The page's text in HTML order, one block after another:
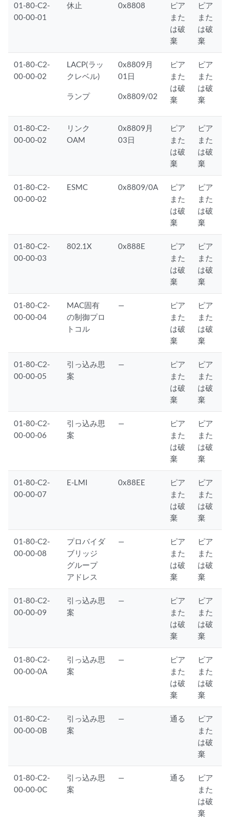
01-80-C2-
00-00-01
休止 0x8808
ピア
また
は破
棄
ピア
また
は破
棄
01-80-C2-
00-00-02
LACP(ラッ
クレベル)
ランプ
0x8809月
01日
0x8809/02
ピア
また
は破
棄
ピア
また
は破
棄
01-80-C2-
00-00-02
リンク
OAM
0x8809月
03日
ピア
また
は破
棄
ピア
また
は破
棄
01-80-C2-
00-00-02
ESMC 0x8809/0A
ピア
また
は破
棄
ピア
また
は破
棄
01-80-C2-
00-00-03
802.1X 0x888E
ピア
また
は破
棄
ピア
また
は破
棄
01-80-C2-
00-00-04
MAC固有
の制御プロ
トコル
—
ピア
また
は破
棄
ピア
また
は破
棄
01-80-C2-
00-00-05
引っ込み思
案
—
ピア
また
は破
棄
ピア
また
は破
棄
01-80-C2-
00-00-06
引っ込み思
案
—
ピア
また
は破
棄
ピア
また
は破
棄
01-80-C2-
00-00-07
E-LMI 0x88EE
ピア
また
は破
棄
ピア
また
は破
棄
01-80-C2-
00-00-08
プロバイダ
ブリッジ
グループ
アドレス
—
ピア
また
は破
棄
ピア
また
は破
棄
01-80-C2-
00-00-09
引っ込み思
案
—
ピア
また
は破
棄
ピア
また
は破
棄
01-80-C2-
00-00-0A
引っ込み思
案
—
ピア
また
は破
棄
ピア
また
は破
棄
01-80-C2-
00-00-0B
引っ込み思
案
— 通る
ピア
また
は破
棄
01-80-C2-
00-00-0C
引っ込み思
案
— 通る
ピア
また
は破
棄